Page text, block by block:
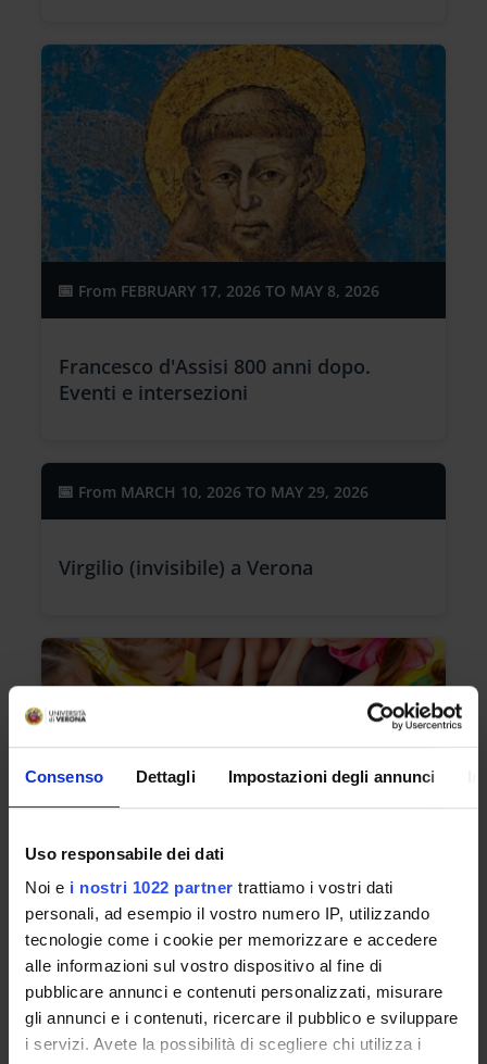
Consenso Dettagli Impostazioni degli annunci
Uso responsabile dei dati
Noi e i nostri 1022 partner trattiamo i vostri dati
personali, ad esempio il vostro numero IP, utilizzando
tecnologie come i cookie per memorizzare e accedere
alle informazioni sul vostro dispositivo al fine di
pubblicare annunci e contenuti personalizzati, misurare
gli annunci e i contenuti, ricercare il pubblico e sviluppare
i servizi. Avete la possibilità di scegliere chi utilizza i
From FEBRUARY 17, 2026 TO MAY 8, 2026
Francesco d'Assisi 800 anni dopo.
Eventi e intersezioni
From MARCH 10, 2026 TO MAY 29, 2026
Virgilio (invisibile) a Verona
FromMARCH 17, 2026 TO SEPTEMBER 30, 2026
Centro estivo di Ateneo 2026